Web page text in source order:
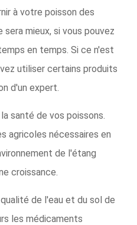
à votre poisson des
mieux, si vous pouvez
en temps. Si ce n'est
utiliser certains produits
d'un expert.
santé de vos poissons.
agricoles nécessaires en
de l'étang
croissance.
de l'eau et du sol de
les médicaments